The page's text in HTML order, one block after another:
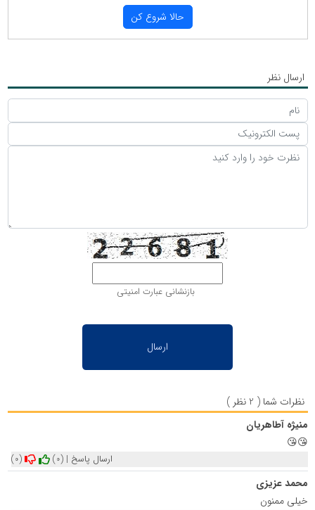
حالا شروع كن
ارسال نظر
بازنشانی عبارت امنیتی
نظرات شما ( 2 نظر )
منیژه آطاهریان
😘😘
(0)
(0) ارسال پاسخ |
محمد عزیزی
خیلی ممنون